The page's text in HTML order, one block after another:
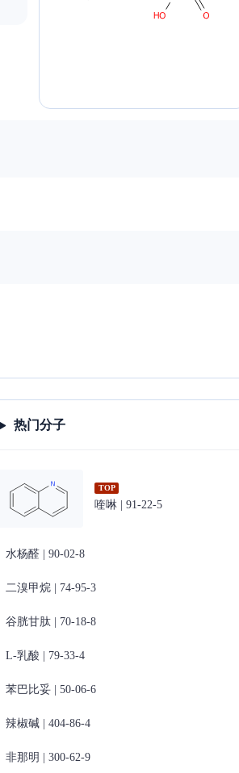
热门分子
TOP
喹啉 | 91-22-5
水杨醛 | 90-02-8
二溴甲烷 | 74-95-3
谷胱甘肽 | 70-18-8
L-乳酸 | 79-33-4
苯巴比妥 | 50-06-6
辣椒碱 | 404-86-4
非那明 | 300-62-9